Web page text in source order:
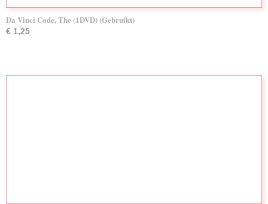
Da Vinci Code, The (1DVD) (Gebruikt)
€ 1,25